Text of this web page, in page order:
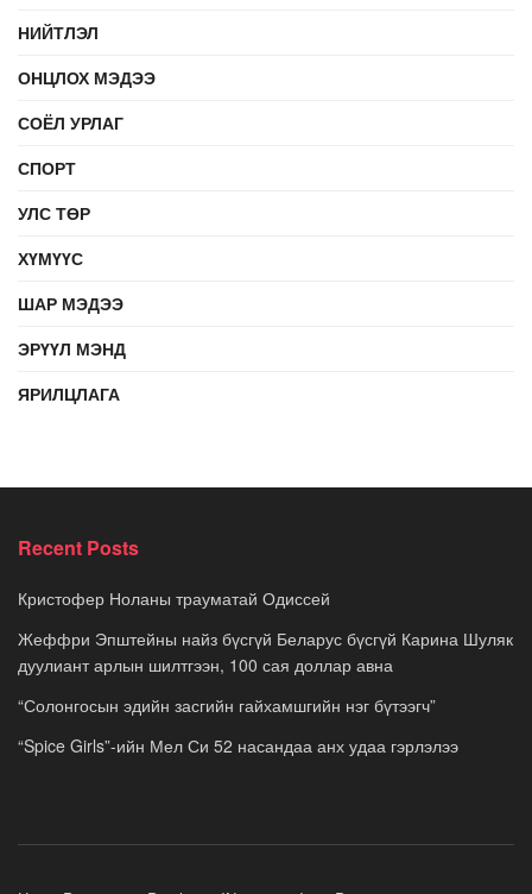
НИЙТЛЭЛ
ОНЦЛОХ МЭДЭЭ
СОЁЛ УРЛАГ
СПОРТ
УЛС ТӨР
ХҮМҮҮС
ШАР МЭДЭЭ
ЭРҮҮЛ МЭНД
ЯРИЛЦЛАГА
Recent Posts
Кристофер Ноланы трауматай Одиссей
Жеффри Эпштейны найз бүсгүй Беларус бүсгүй Карина Шуляк
дуулиант арлын шилтгээн, 100 сая доллар авна
“Солонгосын эдийн засгийн гайхамшгийн нэг бүтээгч”
“Spice Girls”-ийн Мел Си 52 насандаа анх удаа гэрлэлээ